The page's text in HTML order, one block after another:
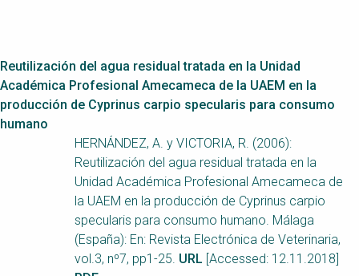
Reutilización del agua residual tratada en la Unidad
Académica Profesional Amecameca de la UAEM en la
producción de Cyprinus carpio specularis para consumo
humano
HERNÁNDEZ, A. y VICTORIA, R. (2006):
Reutilización del agua residual tratada en la
Unidad Académica Profesional Amecameca de
la UAEM en la producción de Cyprinus carpio
specularis para consumo humano. Málaga
(España): En: Revista Electrónica de Veterinaria,
vol.3, nº7, pp1-25. URL [Accessed: 12.11.2018]